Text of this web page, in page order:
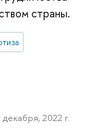
страны.
декабря, 2022 г.